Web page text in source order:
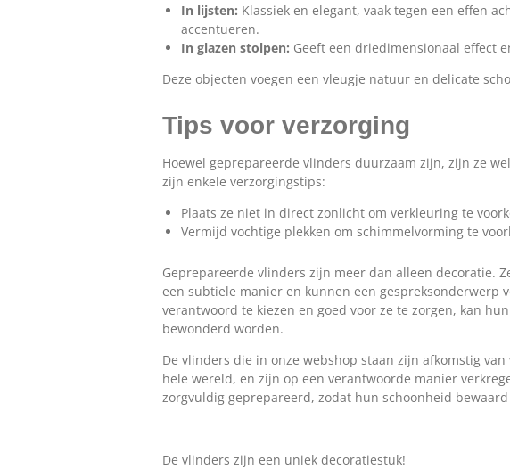
In lijsten: Klassiek en elegant, vaak tegen een effen
accentueren.
In glazen stolpen: Geeft een driedimensionaal effect
Deze objecten voegen een vleugje natuur en delicate
Tips voor verzorging
Hoewel geprepareerde vlinders duurzaam zijn, zijn ze
zijn enkele verzorgingstips:
Plaats ze niet in direct zonlicht om verkleuring te
Vermijd vochtige plekken om schimmelvorming te
Geprepareerde vlinders zijn meer dan alleen decoratie.
een subtiele manier en kunnen een gespreksonderwerp
verantwoord te kiezen en goed voor ze te zorgen, kan
bewonderd worden.
De vlinders die in onze webshop staan zijn afkomstig
hele wereld, en zijn op een verantwoorde manier
zorgvuldig geprepareerd, zodat hun schoonheid
De vlinders zijn een uniek decoratiestuk!